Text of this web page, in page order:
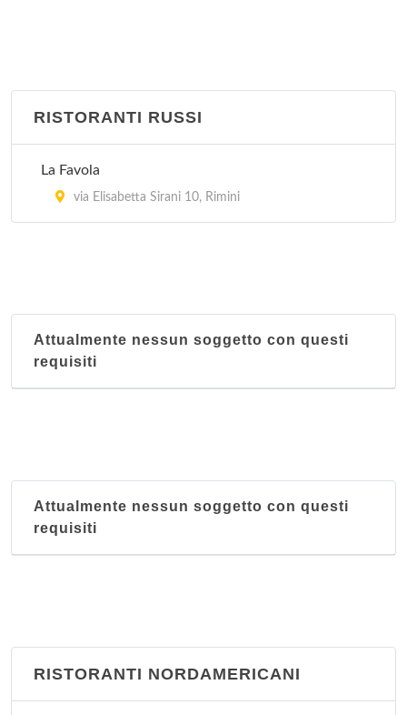
RISTORANTI RUSSI
La Favola
via Elisabetta Sirani 10, Rimini
Attualmente nessun soggetto con questi
requisiti
Attualmente nessun soggetto con questi
requisiti
RISTORANTI NORDAMERICANI